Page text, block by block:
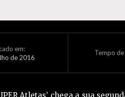
em:
de 2016
Tempo